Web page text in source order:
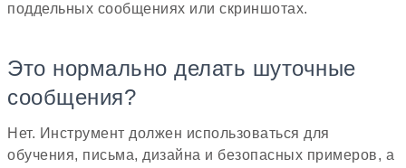
поддельных сообщениях или скриншотах.
Это нормально делать шуточные
сообщения?
Нет. Инструмент должен использоваться для
обучения, письма, дизайна и безопасных примеров, а